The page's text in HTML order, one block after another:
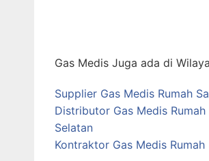
Gas Medis Juga ada di
Supplier Gas Medis Rumah
Distributor Gas Medis
Selatan
Kontraktor Gas Medis